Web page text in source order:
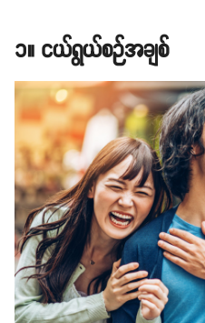
၁။ ငယ်ရွယ်စဉ်အချစ်